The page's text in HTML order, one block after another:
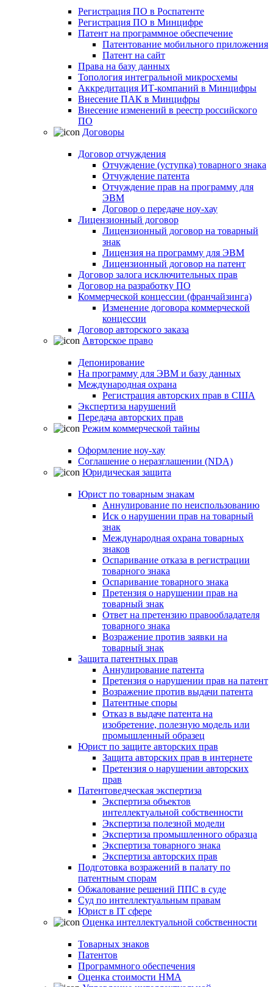
Регистрация ПО в Роспатенте
Регистрация ПО в Минцифре
Патент на программное обеспечение
Патентование мобильного приложения
Патент на сайт
Права на базу данных
Топология интегральной микросхемы
Аккредитация ИТ-компаний в Минцифры
Внесение ПАК в Минцифры
Внесение изменений в реестр российского
ПО
Договоры
Договор отчуждения
Отчуждение (уступка) товарного знака
Отчуждение патента
Отчуждение прав на программу для
ЭВМ
Договор о передаче ноу-хау
Лицензионный договор
Лицензионный договор на товарный
знак
Лицензия на программу для ЭВМ
Лицензионный договор на патент
Договор залога исключительных прав
Договор на разработку ПО
Коммерческой концессии (франчайзинга)
Изменение договора коммерческой
концессии
Договор авторского заказа
Авторское право
Депонирование
На программу для ЭВМ и базу данных
Международная охрана
Регистрация авторских прав в США
Экспертиза нарушений
Передача авторских прав
Режим коммерческой тайны
Оформление ноу-хау
Соглашение о неразглашении (NDA)
Юридическая защита
Юрист по товарным знакам
Аннулирование по неиспользованию
Иск о нарушении прав на товарный
знак
Международная охрана товарных
знаков
Оспаривание отказа в регистрации
товарного знака
Оспаривание товарного знака
Претензия о нарушении прав на
товарный знак
Ответ на претензию правообладателя
товарного знака
Возражение против заявки на
товарный знак
Защита патентных прав
Аннулирование патента
Претензия о нарушении прав на патент
Возражение против выдачи патента
Патентные споры
Отказ в выдаче патента на
изобретение, полезную модель или
промышленный образец
Юрист по защите авторских прав
Защита авторских прав в интернете
Претензия о нарушении авторских
прав
Патентоведческая экспертиза
Экспертиза объектов
интеллектуальной собственности
Экспертиза полезной модели
Экспертиза промышленного образца
Экспертиза товарного знака
Экспертиза авторских прав
Подготовка возражений в палату по
патентным спорам
Обжалование решений ППС в суде
Суд по интеллектуальным правам
Юрист в IT сфере
Оценка интеллектуальной собственности
Товарных знаков
Патентов
Программного обеспечения
Оценка стоимости НМА